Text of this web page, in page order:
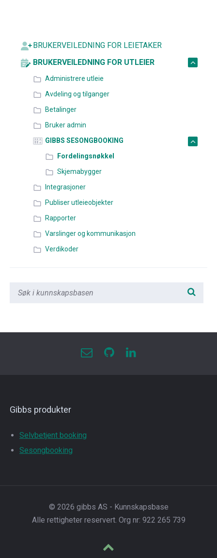
BRUKERVEILEDNING FOR LEIETAKER
BRUKERVEILEDNING FOR UTLEIER
Administrere utleie
Avdeling og tilganger
Betalinger
Bruker admin
GIBBS SESONGBOOKING
Fordelingsnøkkel
Skjemabygger
Integrasjoner
Publiser utleieobjekter
Rapporter
Varslinger og kommunikasjon
Verdikoder
Gibbs produkter
Selvbetjent booking
Sesongbooking
© 2026 gibbs AS - Kunnskapsbase
Alle rettigheter reservert. Org nr: 922 265 739